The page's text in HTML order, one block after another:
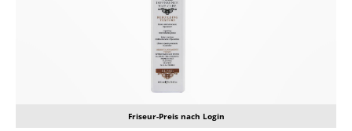
Friseur-Preis nach Login